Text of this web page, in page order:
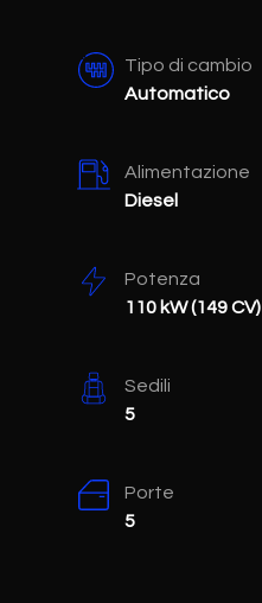
Tipo di cambio
Automatico
Alimentazione
Diesel
Potenza
110 kW (149 CV)
Sedili
5
Porte
5